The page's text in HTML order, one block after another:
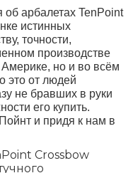
арбалетах TenPoint
истинных
точности,
производстве
но и во всём
это от людей
не бравших в руки
его купить.
и придя к нам в
Crossbow